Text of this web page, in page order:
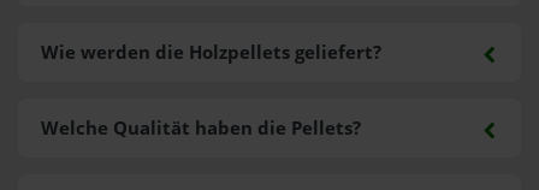
Wie werden die Holzpellets geliefert?
Welche Qualität haben die Pellets?